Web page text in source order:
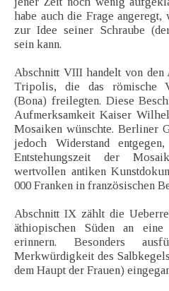
habe auch die Frage
zur Idee seiner Schraube
sein kann.
Abschnitt VIII handelt von den
Tripolis, die das römische
(Bona) freilegten. Diese
Aufmerksamkeit Kaiser
Mosaiken wünschte. Berliner
jedoch Widerstand
Entstehungszeit der
wertvollen antiken
000 Franken in französischen
Abschnitt IX zählt die
äthiopischen Süden an eine
erinnern. Besonders
Merkwürdigkeit des
dem Haupt der Frauen)